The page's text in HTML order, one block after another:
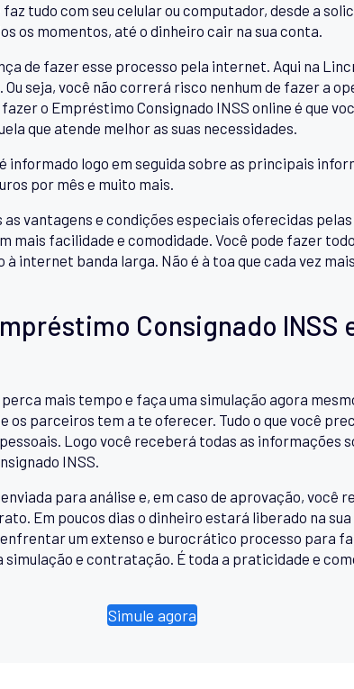
tudo com seu celular ou computador, desde a
os momentos, até o dinheiro cair na sua conta.
de fazer esse processo pela internet. Aqui na
seja, você não correrá risco nenhum de fazer a
o Empréstimo Consignado INSS online é que
que atende melhor as suas necessidades.
informado logo em seguida sobre as principais
por mês e muito mais.
vantagens e condições especiais oferecidas
mais facilidade e comodidade. Você pode fazer
internet banda larga. Não é à toa que cada vez
Consignado INSS
mais tempo e faça uma simulação agora
os parceiros tem a te oferecer. Tudo o que você
Logo você receberá todas as informações
INSS.
para análise e, em caso de aprovação, você
Em poucos dias o dinheiro estará liberado na
um extenso e burocrático processo para
simulação e contratação. É toda a praticidade e
Simule agora